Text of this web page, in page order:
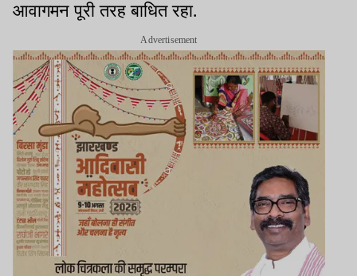
आवागमन पूरी तरह बाधित रहा.
Advertisement